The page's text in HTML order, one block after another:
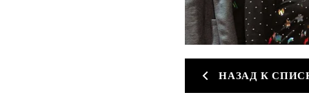
НАЗАД К